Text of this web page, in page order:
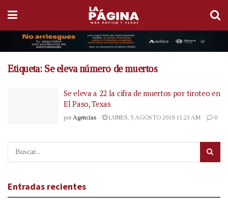
Etiqueta: Se eleva número de muertos
Se eleva a 22 la cifra de muertos por tiroteo en
El Paso, Texas
por Agencias LUNES, 5 AGOSTO 2019 11:23 AM 0
Entradas recientes